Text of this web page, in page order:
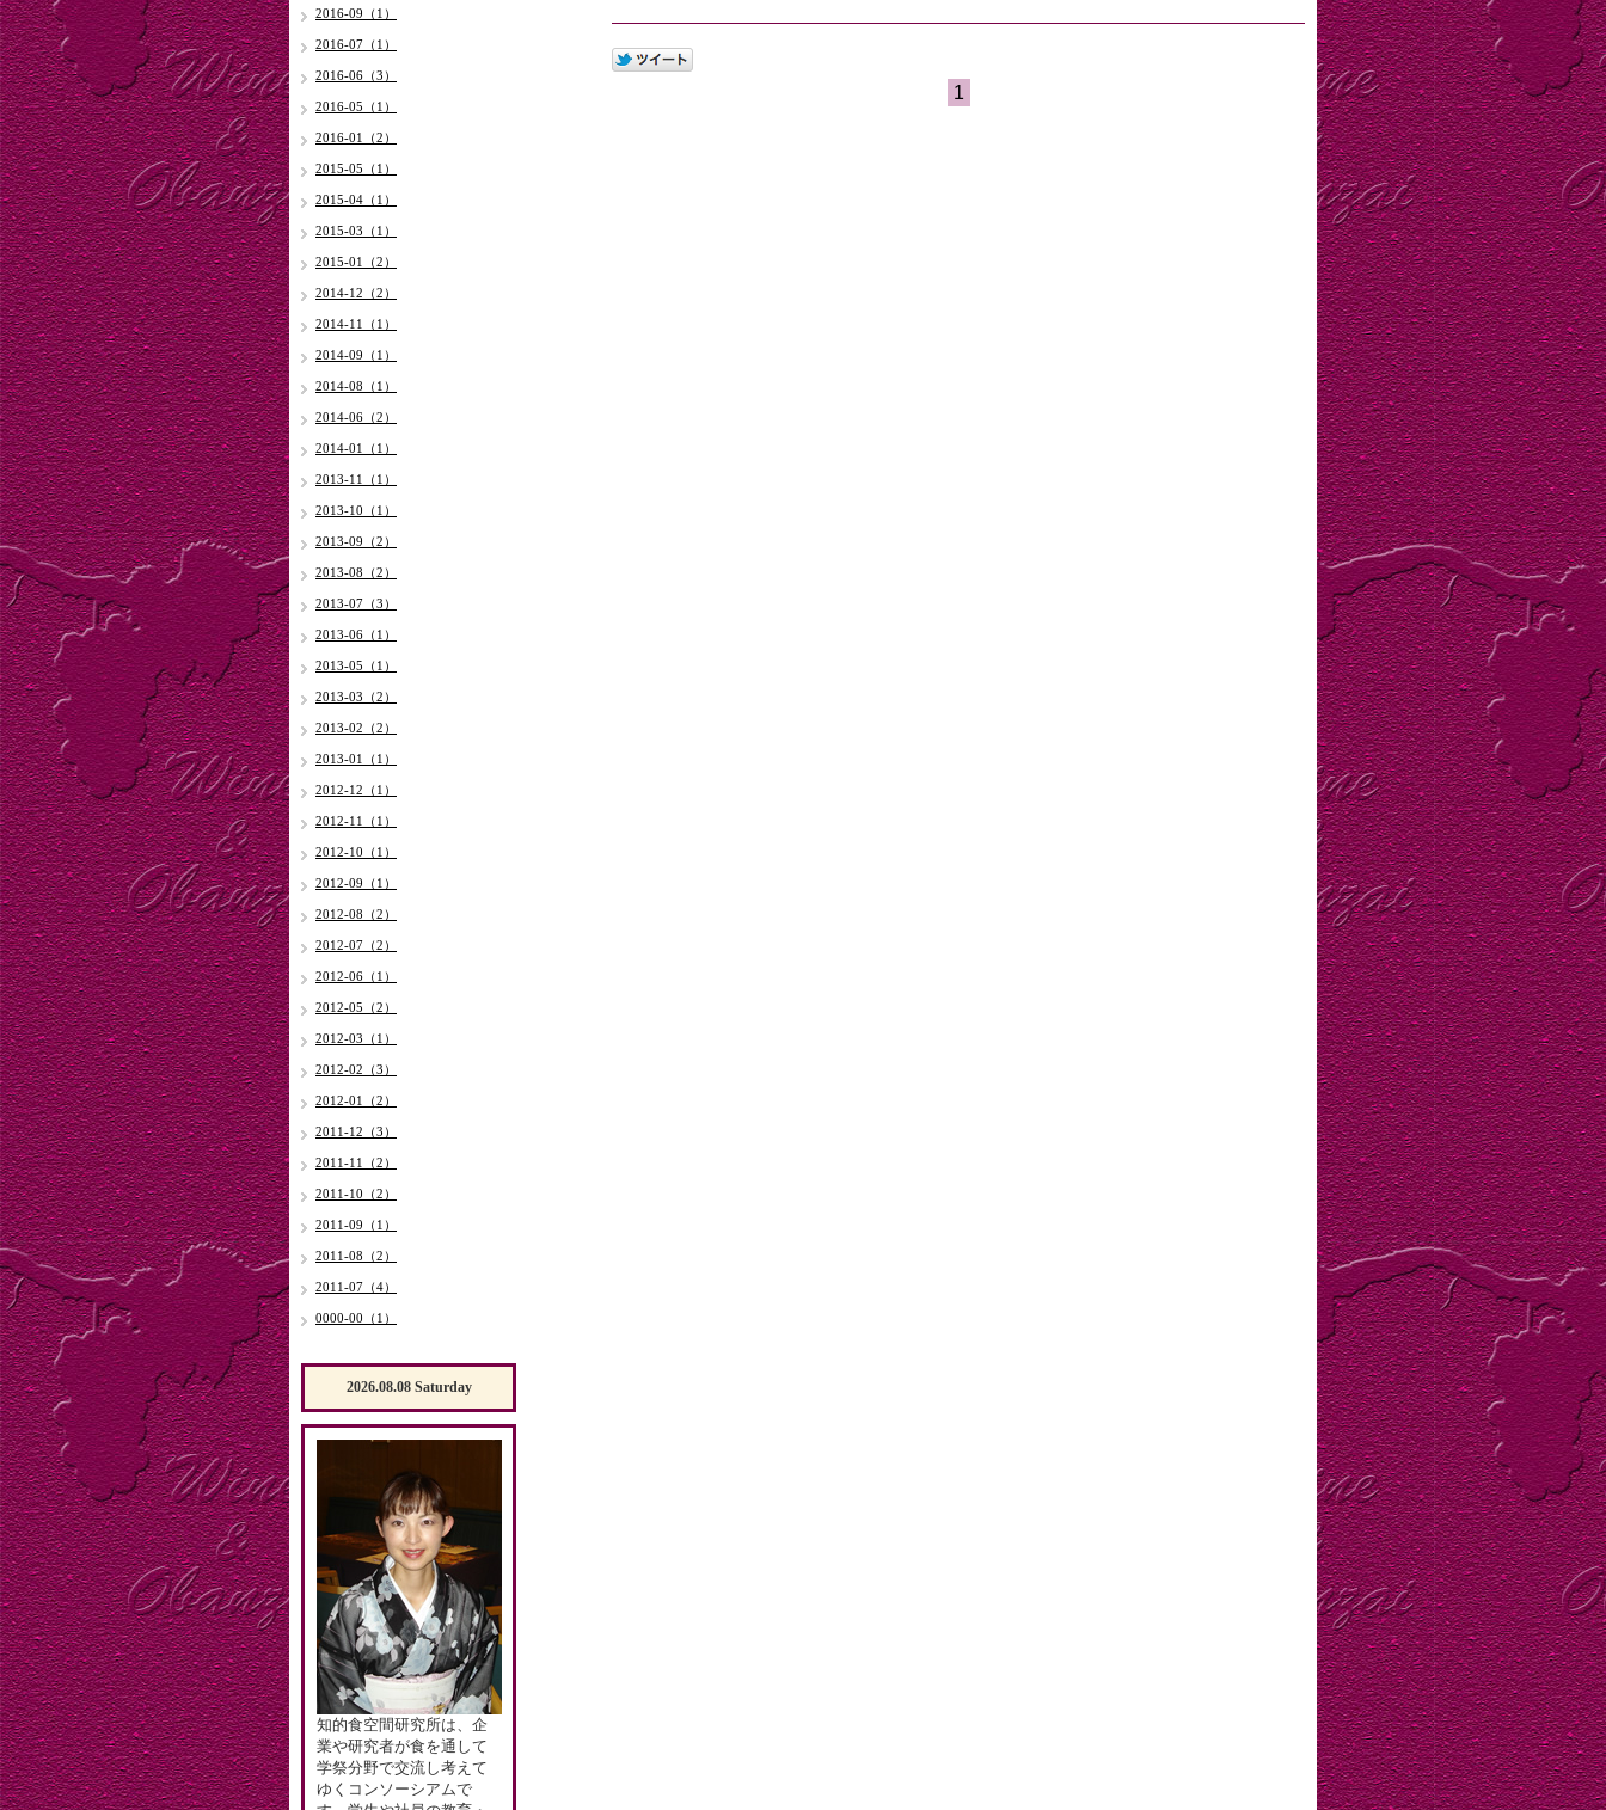
1
2016-09（1）
2016-07（1）
2016-06（3）
2016-05（1）
2016-01（2）
2015-05（1）
2015-04（1）
2015-03（1）
2015-01（2）
2014-12（2）
2014-11（1）
2014-09（1）
2014-08（1）
2014-06（2）
2014-01（1）
2013-11（1）
2013-10（1）
2013-09（2）
2013-08（2）
2013-07（3）
2013-06（1）
2013-05（1）
2013-03（2）
2013-02（2）
2013-01（1）
2012-12（1）
2012-11（1）
2012-10（1）
2012-09（1）
2012-08（2）
2012-07（2）
2012-06（1）
2012-05（2）
2012-03（1）
2012-02（3）
2012-01（2）
2011-12（3）
2011-11（2）
2011-10（2）
2011-09（1）
2011-08（2）
2011-07（4）
0000-00（1）
2026.08.08 Saturday
知的食空間研究所は、企
業や研究者が食を通して
学祭分野で交流し考えて
ゆくコンソーシアムで